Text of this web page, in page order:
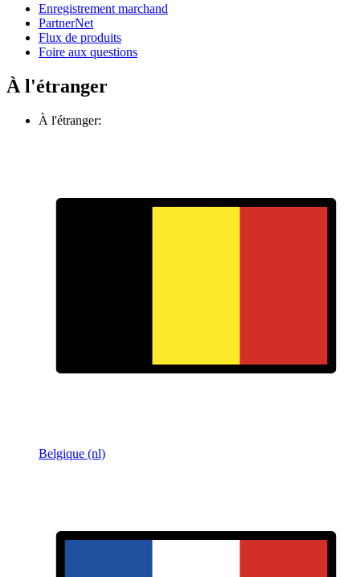
Enregistrement marchand
PartnerNet
Flux de produits
Foire aux questions
À l'étranger
À l'étranger:
Belgique (nl)